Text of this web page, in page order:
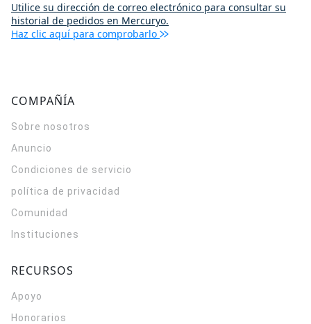
Utilice su dirección de correo electrónico para consultar su
historial de pedidos en Mercuryo.
Haz clic aquí para comprobarlo
COMPAÑÍA
Sobre nosotros
Anuncio
Condiciones de servicio
política de privacidad
Comunidad
Instituciones
RECURSOS
Apoyo
Honorarios